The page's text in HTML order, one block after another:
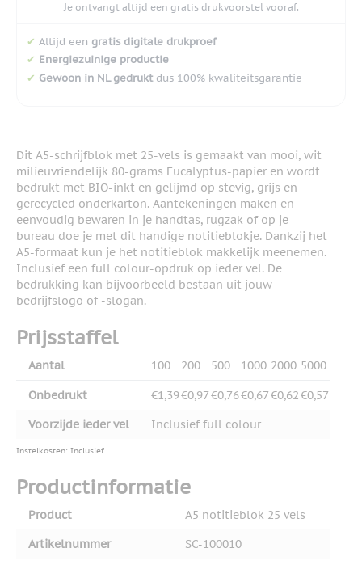
Je ontvangt altijd een gratis drukvoorstel vooraf.
✔ Altijd een gratis digitale drukproef
✔ Energiezuinige productie
✔ Gewoon in NL gedruktdus 100% kwaliteitsgarantie
Dit A5-schrijfblok met 25-vels is gemaakt van mooi, wit
milieuvriendelijk 80-grams Eucalyptus-papier en wordt
bedrukt met BIO-inkt en gelijmd op stevig, grijs en
gerecycled onderkarton. Aantekeningen maken en
eenvoudig bewaren in je handtas, rugzak of op je
bureau doe je met dit handige notitieblokje. Dankzij het
A5-formaat kun je het notitieblok makkelijk meenemen.
Inclusief een full colour-opdruk op ieder vel. De
bedrukking kan bijvoorbeeld bestaan uit jouw
bedrijfslogo of -slogan.
Prijsstaffel
Aantal 100 200 500 1000 2000 5000
Onbedrukt €1,39€0,97€0,76€0,67€0,62€0,57
Voorzijde ieder vel
Inclusief full colour
Instelkosten: Inclusief
Productinformatie
Product
A5 notitieblok 25 vels
Artikelnummer
SC-100010